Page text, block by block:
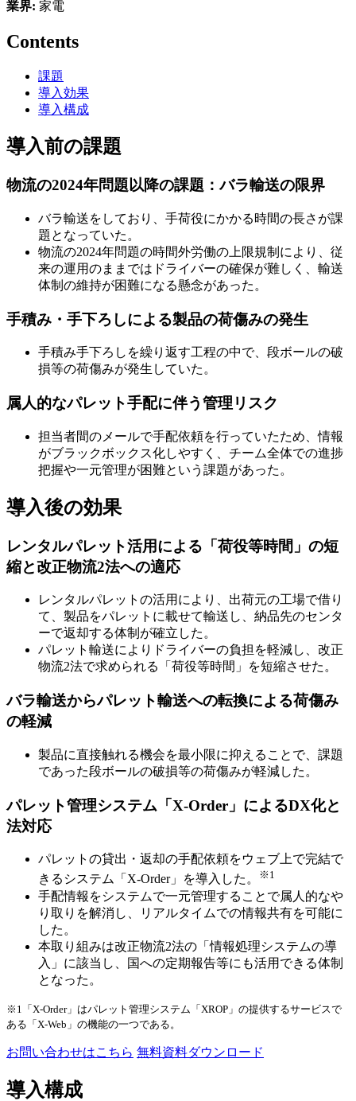
業界: 家電
Contents
課題
導入効果
導入構成
導入前の課題
物流の2024年問題以降の課題：バラ輸送の限界
バラ輸送をしており、手荷役にかかる時間の長さが課
題となっていた。
物流の2024年問題の時間外労働の上限規制により、従
来の運用のままではドライバーの確保が難しく、輸送
体制の維持が困難になる懸念があった。
手積み・手下ろしによる製品の荷傷みの発生
手積み手下ろしを繰り返す工程の中で、段ボールの破
損等の荷傷みが発生していた。
属人的なパレット手配に伴う管理リスク
担当者間のメールで手配依頼を行っていたため、情報
がブラックボックス化しやすく、チーム全体での進捗
把握や一元管理が困難という課題があった。
導入後の効果
レンタルパレット活用による「荷役等時間」の短
縮と改正物流2法への適応
レンタルパレットの活用により、出荷元の工場で借り
て、製品をパレットに載せて輸送し、納品先のセンタ
ーで返却する体制が確立した。
パレット輸送によりドライバーの負担を軽減し、改正
物流2法で求められる「荷役等時間」を短縮させた。
バラ輸送からパレット輸送への転換による荷傷み
の軽減
製品に直接触れる機会を最小限に抑えることで、課題
であった段ボールの破損等の荷傷みが軽減した。
パレット管理システム「X-Order」によるDX化と
法対応
パレットの貸出・返却の手配依頼をウェブ上で完結で
きるシステム「X-Order」を導入した。
※1
手配情報をシステムで一元管理することで属人的なや
り取りを解消し、リアルタイムでの情報共有を可能に
した。
本取り組みは改正物流2法の「情報処理システムの導
入」に該当し、国への定期報告等にも活用できる体制
となった。
※1「X-Order」はパレット管理システム「XROP」の提供するサービスで
ある「X-Web」の機能の一つである。
お問い合わせはこちら 無料資料ダウンロード
導入構成